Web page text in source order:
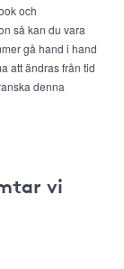
och
så kan du vara
gå hand i hand
att ändras från tid
denna
vi